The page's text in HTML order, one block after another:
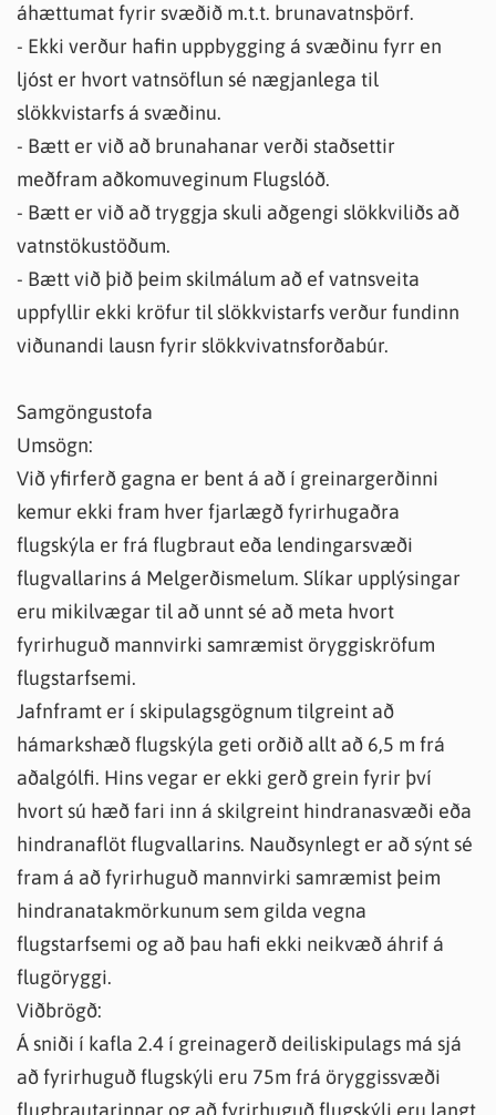
áhættumat fyrir svæðið m.t.t. brunavatnsþörf.
- Ekki verður hafin uppbygging á svæðinu fyrr en
ljóst er hvort vatnsöflun sé nægjanlega til
slökkvistarfs á svæðinu.
- Bætt er við að brunahanar verði staðsettir
meðfram aðkomuveginum Flugslóð.
- Bætt er við að tryggja skuli aðgengi slökkviliðs að
vatnstökustöðum.
- Bætt við þið þeim skilmálum að ef vatnsveita
uppfyllir ekki kröfur til slökkvistarfs verður fundinn
viðunandi lausn fyrir slökkvivatnsforðabúr.
Samgöngustofa
Umsögn:
Við yfirferð gagna er bent á að í greinargerðinni
kemur ekki fram hver fjarlægð fyrirhugaðra
flugskýla er frá flugbraut eða lendingarsvæði
flugvallarins á Melgerðismelum. Slíkar upplýsingar
eru mikilvægar til að unnt sé að meta hvort
fyrirhuguð mannvirki samræmist öryggiskröfum
flugstarfsemi.
Jafnframt er í skipulagsgögnum tilgreint að
hámarkshæð flugskýla geti orðið allt að 6,5 m frá
aðalgólfi. Hins vegar er ekki gerð grein fyrir því
hvort sú hæð fari inn á skilgreint hindranasvæði eða
hindranaflöt flugvallarins. Nauðsynlegt er að sýnt sé
fram á að fyrirhuguð mannvirki samræmist þeim
hindranatakmörkunum sem gilda vegna
flugstarfsemi og að þau hafi ekki neikvæð áhrif á
flugöryggi.
Viðbrögð:
Á sniði í kafla 2.4 í greinagerð deiliskipulags má sjá
að fyrirhuguð flugskýli eru 75m frá öryggissvæði
flugbrautarinnar og að fyrirhuguð flugskýli eru langt